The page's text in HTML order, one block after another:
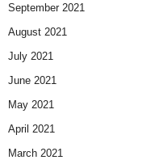
September 2021
August 2021
July 2021
June 2021
May 2021
April 2021
March 2021